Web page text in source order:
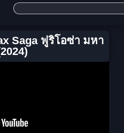
Saga ฟูริโอซ่า มหา